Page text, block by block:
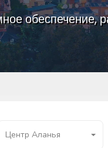
обеспечение,
Центр Аланья